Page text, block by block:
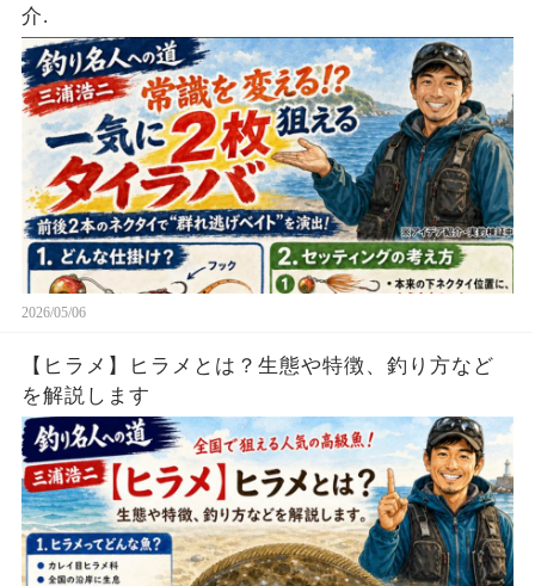
介.
2026/05/06
【ヒラメ】ヒラメとは？生態や特徴、釣り方など
を解説します